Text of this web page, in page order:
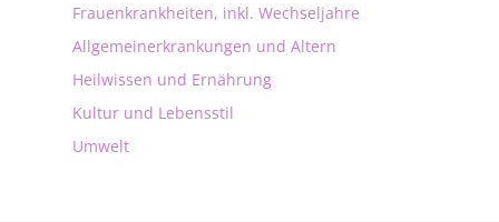
Frauenkrankheiten, inkl. Wechseljahre
Allgemeinerkrankungen und Altern
Heilwissen und Ernährung
Kultur und Lebensstil
Umwelt